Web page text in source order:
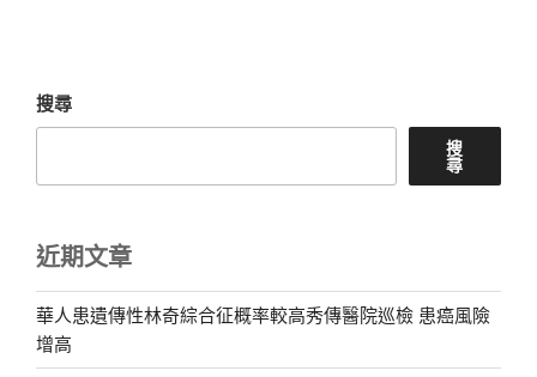
搜尋
搜
尋
近期文章
華人患遺傳性林奇綜合征概率較高秀傳醫院巡檢 患癌風險
增高